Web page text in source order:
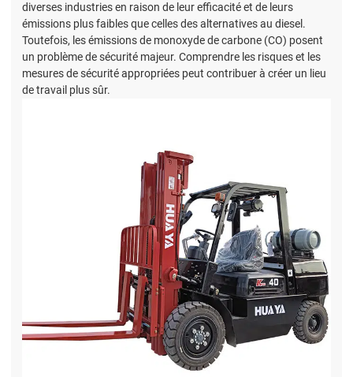
diverses industries en raison de leur efficacité et de leurs
émissions plus faibles que celles des alternatives au diesel.
Toutefois, les émissions de monoxyde de carbone (CO) posent
un problème de sécurité majeur. Comprendre les risques et les
mesures de sécurité appropriées peut contribuer à créer un lieu
de travail plus sûr.